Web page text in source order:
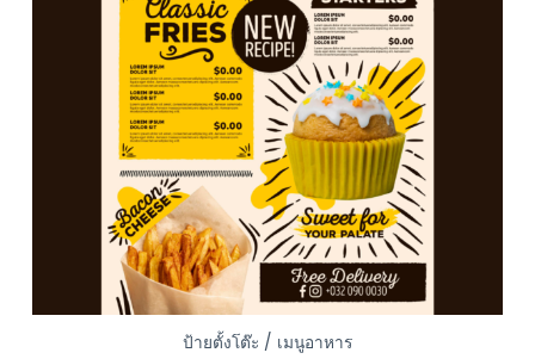
ป้ายตั้งโต๊ะ / เมนูอาหาร